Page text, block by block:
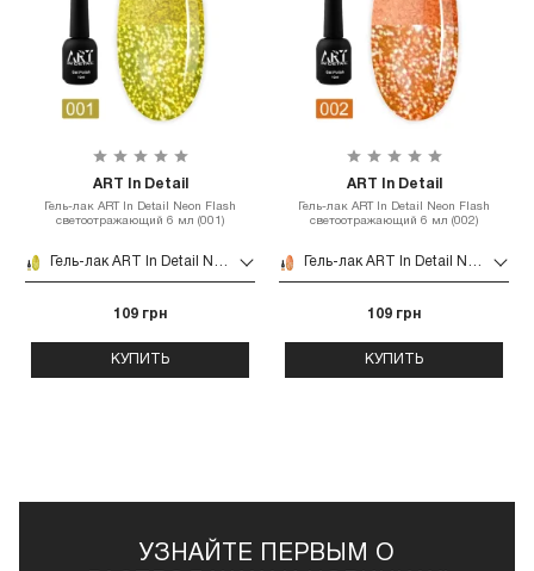
ART In Detail
Гель-лак ART In Detail Neon Flash
светоотражающий 6 мл (001)
Гель-лак ART In Detail Neon Flash светоотражающий 6 мл (001)
109 грн
КУПИТЬ
ART In Detail
Гель-лак ART In Detail Neon Flash
светоотражающий 6 мл (002)
Гель-лак ART In Detail Neon Flash светоотражающий 6 мл (002)
109 грн
КУПИТЬ
УЗНАЙТЕ ПЕРВЫМ О